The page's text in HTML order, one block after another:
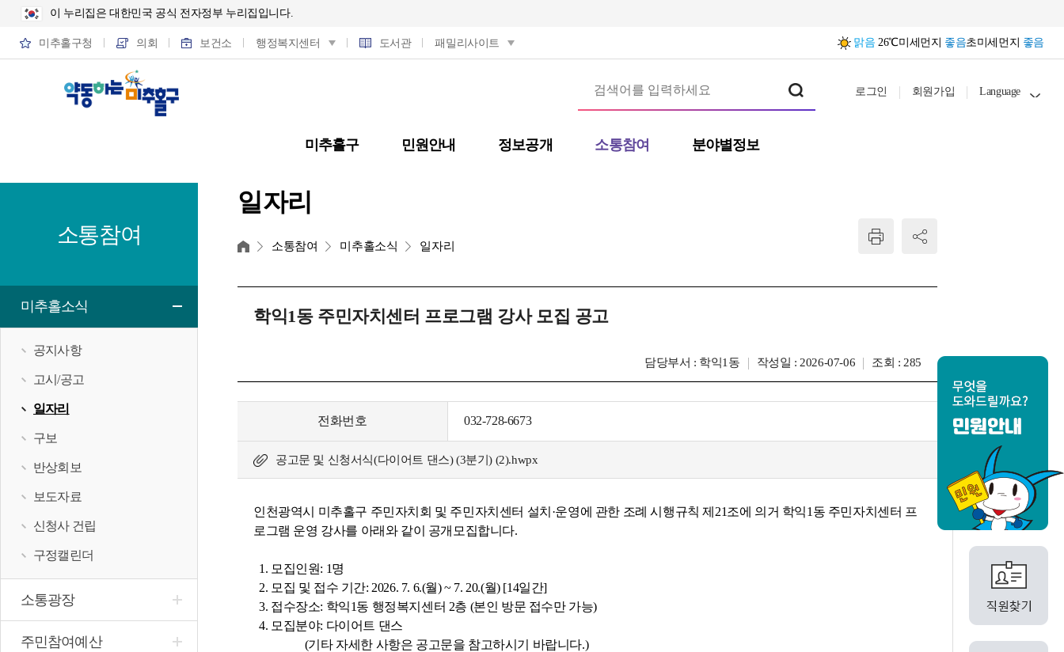
이 누리집은 대한민국 공식 전자정부 누리집입니다.
미추홀구청 의회 보건소 행정복지센터 도서관 패밀리사이트 맑음 26℃미세먼지 좋음초미세먼지 좋음
미추홀구 민원안내 정보공개 소통참여 분야별정보
로그인 회원가입 Language
소통참여
미추홀소식
공지사항
고시/공고
일자리
구보
반상회보
보도자료
신청사 건립
구정캘린더
소통광장
주민참여예산
일자리
홈 소통참여 미추홀소식 일자리
학익1동 주민자치센터 프로그램 강사 모집 공고
담당부서 : 학익1동 작성일 : 2026-07-06 조회 : 285
전화번호 032-728-6673
공고문 및 신청서식(다이어트 댄스) (3분기) (2).hwpx
인천광역시 미추홀구 주민자치회 및 주민자치센터 설치·운영에 관한 조례 시행규칙 제21조에 의거 학익1동 주민자치센터 프
로그램 운영 강사를 아래와 같이 공개모집합니다.
1. 모집인원: 1명
2. 모집 및 접수 기간: 2026. 7. 6.(월) ~ 7. 20.(월) [14일간]
3. 접수장소: 학익1동 행정복지센터 2층 (본인 방문 접수만 가능)
4. 모집분야: 다이어트 댄스
(기타 자세한 사항은 공고문을 참고하시기 바랍니다.)